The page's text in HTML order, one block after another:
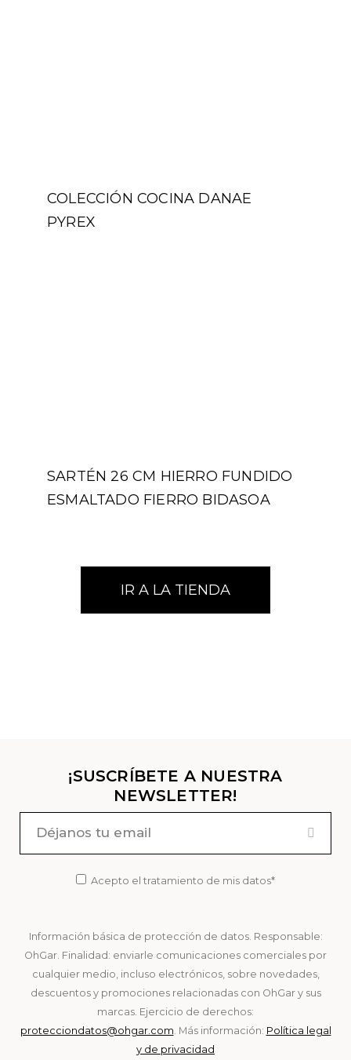
COLECCIÓN COCINA DANAE
PYREX
SARTÉN 26 CM HIERRO FUNDIDO
ESMALTADO FIERRO BIDASOA
IR A LA TIENDA
¡SUSCRÍBETE A NUESTRA
NEWSLETTER!
Acepto el tratamiento de mis datos*
Información básica de protección de datos. Responsable:
OhGar. Finalidad: enviarle comunicaciones comerciales por
cualquier medio, incluso electrónicos, sobre novedades,
descuentos y promociones relacionadas con OhGar y sus
marcas. Ejercicio de derechos:
protecciondatos@ohgar.com . Más información: Política legal
y de privacidad